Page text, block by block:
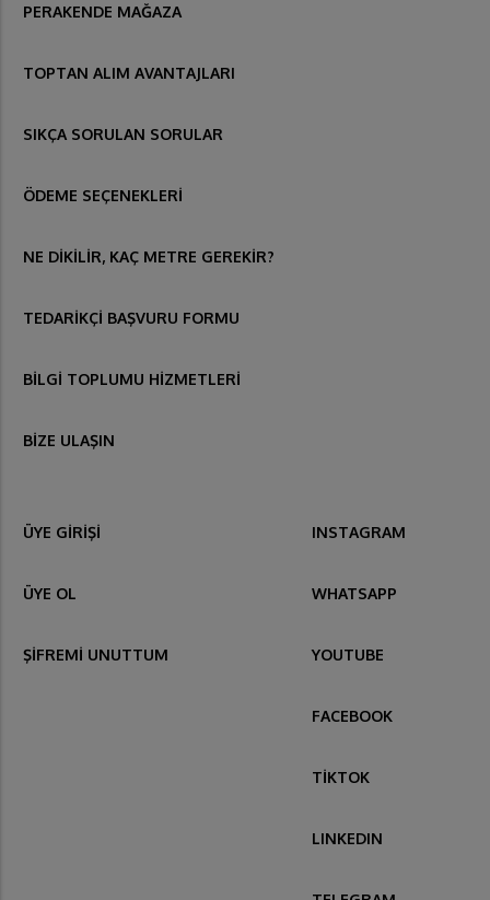
PERAKENDE MAĞAZA
TOPTAN ALIM AVANTAJLARI
SIKÇA SORULAN SORULAR
ÖDEME SEÇENEKLERİ
NE DİKİLİR, KAÇ METRE GEREKİR?
TEDARİKÇİ BAŞVURU FORMU
BİLGİ TOPLUMU HİZMETLERİ
BİZE ULAŞIN
ÜYE GİRİŞİ
ÜYE OL
ŞİFREMİ UNUTTUM
INSTAGRAM
WHATSAPP
YOUTUBE
FACEBOOK
TİKTOK
LINKEDIN